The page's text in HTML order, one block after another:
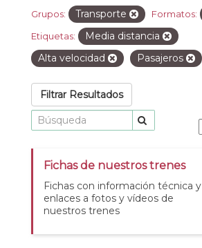
Grupos: Transporte Formatos:
Etiquetas:
Media distancia
Alta velocidad
Pasajeros
Filtrar Resultados
Fichas de nuestros trenes
Fichas con información técnica y
enlaces a fotos y vídeos de
nuestros trenes